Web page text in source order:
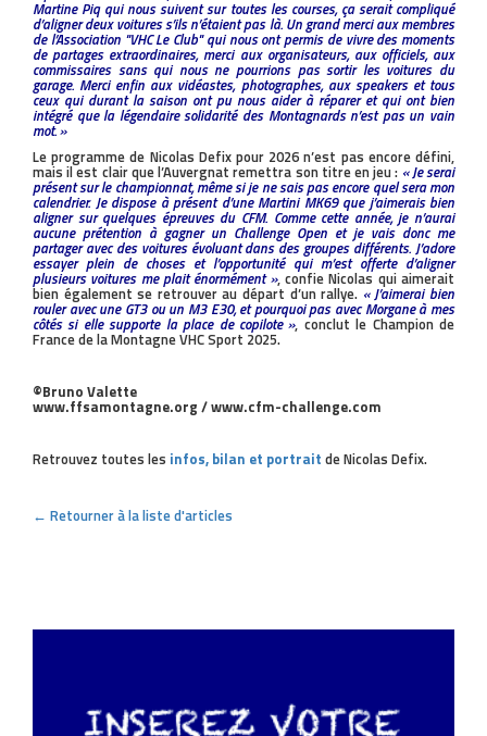
Martine Piq qui nous suivent sur toutes les courses, ça serait compliqué
d’aligner deux voitures s’ils n’étaient pas là. Un grand merci aux membres
de l’Association ''VHC Le Club'' qui nous ont permis de vivre des moments
de partages extraordinaires, merci aux organisateurs, aux officiels, aux
commissaires sans qui nous ne pourrions pas sortir les voitures du
garage. Merci enfin aux vidéastes, photographes, aux speakers et tous
ceux qui durant la saison ont pu nous aider à réparer et qui ont bien
intégré que la légendaire solidarité des Montagnards n’est pas un vain
mot. »
Le programme de Nicolas Defix pour 2026 n’est pas encore défini,
mais il est clair que l’Auvergnat remettra son titre en jeu : « Je serai
présent sur le championnat, même si je ne sais pas encore quel sera mon
calendrier. Je dispose à présent d’une Martini MK69 que j’aimerais bien
aligner sur quelques épreuves du CFM. Comme cette année, je n’aurai
aucune prétention à gagner un Challenge Open et je vais donc me
partager avec des voitures évoluant dans des groupes différents. J’adore
essayer plein de choses et l’opportunité qui m’est offerte d’aligner
plusieurs voitures me plait énormément », confie Nicolas qui aimerait
bien également se retrouver au départ d’un rallye. « J’aimerai bien
rouler avec une GT3 ou un M3 E30, et pourquoi pas avec Morgane à mes
côtés si elle supporte la place de copilote », conclut le Champion de
France de la Montagne VHC Sport 2025.
©Bruno Valette
www.ffsamontagne.org / www.cfm-challenge.com
Retrouvez toutes les infos, bilan et portrait de Nicolas Defix.
← Retourner à la liste d'articles